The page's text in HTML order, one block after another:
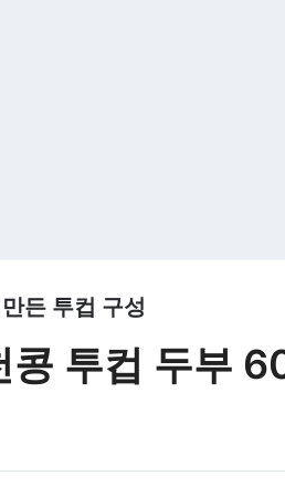
든 투컵 구성
투컵 두부